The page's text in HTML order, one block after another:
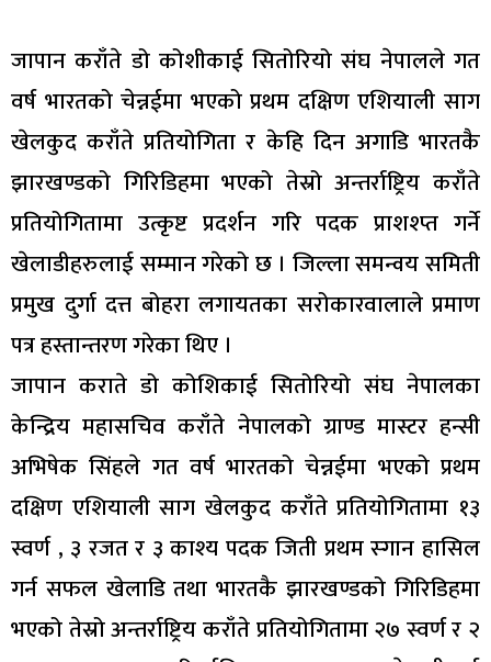
जापान कराँते डो कोशीकाई सितोरियो संघ नेपालले गत
वर्ष भारतको चेन्नईमा भएको प्रथम दक्षिण एशियाली साग
खेलकुद कराँते प्रतियोगिता र केहि दिन अगाडि भारतकै
झारखण्डको गिरिडिहमा भएको तेस्रो अन्तर्राष्ट्रिय कराँते
प्रतियोगितामा उत्कृष्ट प्रदर्शन गरि पदक प्राशश्प्त गर्ने
खेलाडीहरुलाई सम्मान गरेको छ । जिल्ला समन्वय समिती
प्रमुख दुर्गा दत्त बोहरा लगायतका सरोकारवालाले प्रमाण
पत्र हस्तान्तरण गरेका थिए ।
जापान कराते डो कोशिकाई सितोरियो संघ नेपालका
केन्द्रिय महासचिव कराँते नेपालको ग्राण्ड मास्टर हन्सी
अभिषेक सिंहले गत वर्ष भारतको चेन्नईमा भएको प्रथम
दक्षिण एशियाली साग खेलकुद कराँते प्रतियोगितामा १३
स्वर्ण , ३ रजत र ३ काश्य पदक जिती प्रथम स्गान हासिल
गर्न सफल खेलाडि तथा भारतकै झारखण्डको गिरिडिहमा
भएको तेस्रो अन्तर्राष्ट्रिय कराँते प्रतियोगितामा २७ स्वर्ण र २